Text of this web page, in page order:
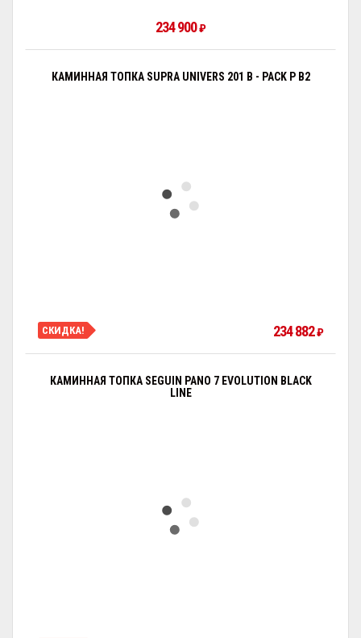
234 900₽
КАМИННАЯ ТОПКА SUPRA UNIVERS 201 B - PACK P B2
СКИДКА! 234 882₽
КАМИННАЯ ТОПКА SEGUIN PANO 7 EVOLUTION BLACK
LINE